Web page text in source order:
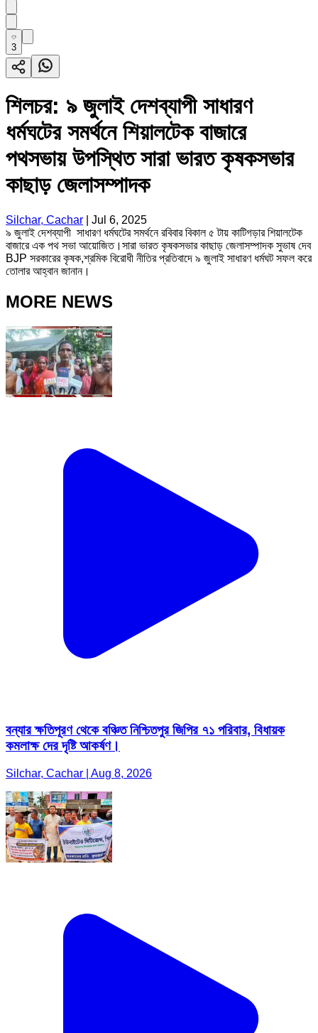
3
শিলচর: ৯ জুলাই দেশব্যাপী সাধারণ
ধর্মঘটের সমর্থনে শিয়ালটেক বাজারে
পথসভায় উপস্থিত সারা ভারত কৃষকসভার
কাছাড় জেলাসম্পাদক
Silchar, Cachar
Jul 6, 2025
৯ জুলাই দেশব্যাপী ‌ সাধারণ ধর্মঘটের সমর্থনে রবিবার বিকাল ৫ টায় কাটিগড়ার শিয়ালটেক
বাজারে এক পথ সভা আয়োজিত।সারা ভারত কৃষকসভার কাছাড় জেলাসম্পাদক সুভাষ দেব
BJP সরকারের কৃষক,শ্রমিক বিরোধী নীতির প্রতিবাদে ৯ জুলাই সাধারণ ধর্মঘট সফল করে
তোলার আহ্বান জানান।
MORE NEWS
বন্যার ক্ষতিপূরণ থেকে বঞ্চিত নিশ্চিতপুর জিপির ৭১ পরিবার, বিধায়ক
কমলাক্ষ দের দৃষ্টি আকর্ষণ।
Silchar, Cachar | Aug 8, 2026